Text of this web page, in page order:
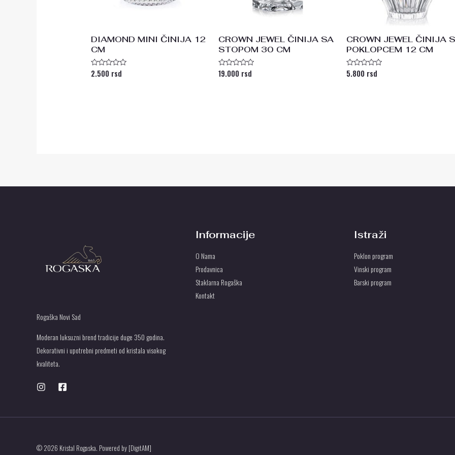
DIAMOND MINI ČINIJA 12
CM
Ocenjeno
sa
2.500 rsd
CROWN JEWEL ČINIJA SA
STOPOM 30 CM
Ocenjeno
sa
19.000 rsd
CROWN JEWEL ČINIJA
POKLOPCEM 12 CM
Ocenjeno
sa
5.800 rsd
Rogaška Novi Sad
Moderan luksuzni brend tradicije duge 350 godina.
Dekorativni i upotrebni predmeti od kristala visokog
kvaliteta.
Informacije
O Nama
Prodavnica
Staklarna Rogaška
Kontakt
Istraži
Poklon program
Vinski program
Barski program
© 2026 Kristal Rogaska. Powered by [DigitAM]